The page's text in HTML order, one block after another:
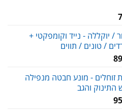
המחיר
הוא:
79.00 ₪.
/ יוקללה - נייד וקומפקטי +
/ טונים / תווים
המחיר
הוא:
89.00 ₪.
זוחלים - מונע חבטה מנפילה
התינוק והגב
המחיר